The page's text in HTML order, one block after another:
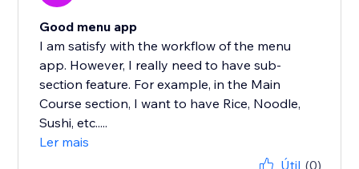
Good menu app
I am satisfy with the workflow of the menu
app. However, I really need to have sub-
section feature. For example, in the Main
Course section, I want to have Rice, Noodle,
Sushi, etc.....
Ler mais
Útil (0)